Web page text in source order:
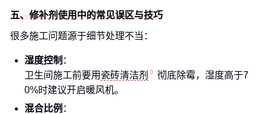
五、修补剂使用中的常见误区与技巧
很多施工问题源于细节处理不当：
湿度控制 ：
卫生间施工前要用瓷砖清洁剂
彻底除霉，湿度高于7
0%时建议开启暖风机。
混合比例 ：